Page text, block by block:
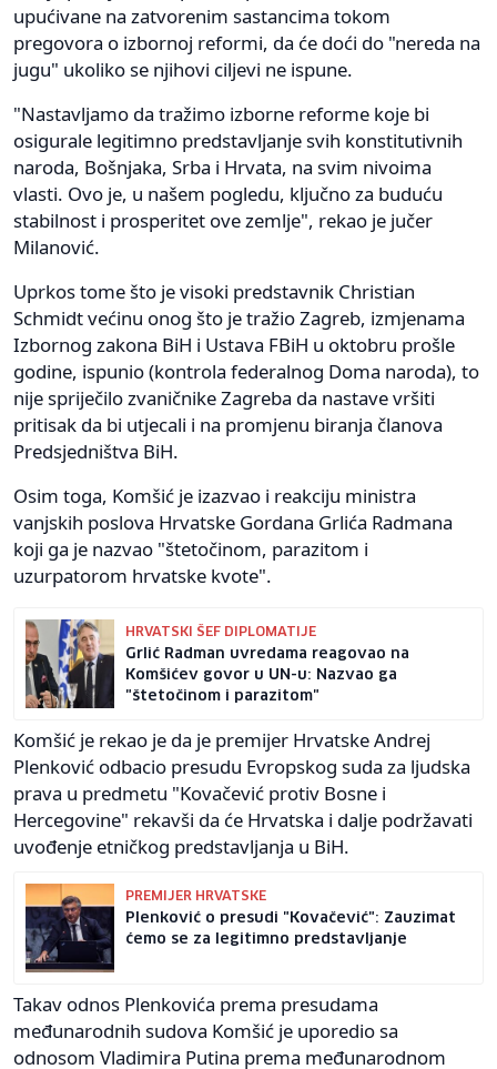
upućivane na zatvorenim sastancima tokom
pregovora o izbornoj reformi, da će doći do "nereda na
jugu" ukoliko se njihovi ciljevi ne ispune.
"Nastavljamo da tražimo izborne reforme koje bi
osigurale legitimno predstavljanje svih konstitutivnih
naroda, Bošnjaka, Srba i Hrvata, na svim nivoima
vlasti. Ovo je, u našem pogledu, ključno za buduću
stabilnost i prosperitet ove zemlje", rekao je jučer
Milanović.
Uprkos tome što je visoki predstavnik Christian
Schmidt većinu onog što je tražio Zagreb, izmjenama
Izbornog zakona BiH i Ustava FBiH u oktobru prošle
godine, ispunio (kontrola federalnog Doma naroda), to
nije spriječilo zvaničnike Zagreba da nastave vršiti
pritisak da bi utjecali i na promjenu biranja članova
Predsjedništva BiH.
Osim toga, Komšić je izazvao i reakciju ministra
vanjskih poslova Hrvatske Gordana Grlića Radmana
koji ga je nazvao "štetočinom, parazitom i
uzurpatorom hrvatske kvote".
HRVATSKI ŠEF DIPLOMATIJE
Grlić Radman uvredama reagovao na
Komšićev govor u UN-u: Nazvao ga
"štetočinom i parazitom"
Komšić je rekao je da je premijer Hrvatske Andrej
Plenković odbacio presudu Evropskog suda za ljudska
prava u predmetu "Kovačević protiv Bosne i
Hercegovine" rekavši da će Hrvatska i dalje podržavati
uvođenje etničkog predstavljanja u BiH.
PREMIJER HRVATSKE
Plenković o presudi "Kovačević": Zauzimat
ćemo se za legitimno predstavljanje
Takav odnos Plenkovića prema presudama
međunarodnih sudova Komšić je uporedio sa
odnosom Vladimira Putina prema međunarodnom